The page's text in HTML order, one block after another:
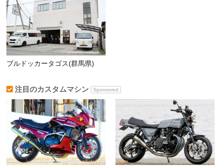
ブルドッカータゴス(群馬県)
注目のカスタムマシン Sponsored